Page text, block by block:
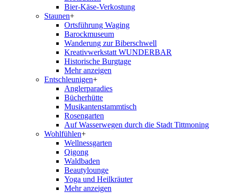
Bier-Käse-Verkostung
Staunen+
Ortsführung Waging
Barockmuseum
Wanderung zur Biberschwell
Kreativwerkstatt WUNDERBAR
Historische Burgtage
Mehr anzeigen
Entschleunigen+
Anglerparadies
Bücherhütte
Musikantenstammtisch
Rosengarten
Auf Wasserwegen durch die Stadt Tittmoning
Wohlfühlen+
Wellnessgarten
Qigong
Waldbaden
Beautylounge
Yoga und Heilkräuter
Mehr anzeigen